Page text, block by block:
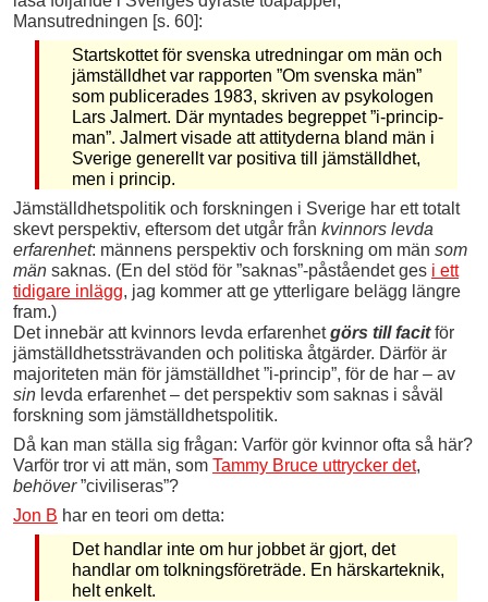
Mansutredningen [s. 60]:
Startskottet för svenska utredningar om män och
jämställdhet var rapporten ”Om svenska män”
som publicerades 1983, skriven av psykologen
Lars Jalmert. Där myntades begreppet ”i-princip-
man”. Jalmert visade att attityderna bland män i
Sverige generellt var positiva till jämställdhet,
men i princip.
Jämställdhetspolitik och forskningen i Sverige har ett totalt
skevt perspektiv, eftersom det utgår från kvinnors levda
erfarenhet: männens perspektiv och forskning om män som
män saknas. (En del stöd för ”saknas”-påståendet ges i ett
tidigare inlägg, jag kommer att ge ytterligare belägg längre
fram.)
Det innebär att kvinnors levda erfarenhetgörs till facitför
jämställdhetssträvanden och politiska åtgärder. Därför är
majoriteten män för jämställdhet ”i-princip”, för de har – av
sin levda erfarenhet – det perspektiv som saknas i såväl
forskning som jämställdhetspolitik.
Då kan man ställa sig frågan: Varför gör kvinnor ofta så här?
Varför tror vi att män, som Tammy Bruce uttrycker det,
behöver”civiliseras”?
Jon B har en teori om detta:
Det handlar inte om hur jobbet är gjort, det
handlar om tolkningsföreträde. En härskarteknik,
helt enkelt.